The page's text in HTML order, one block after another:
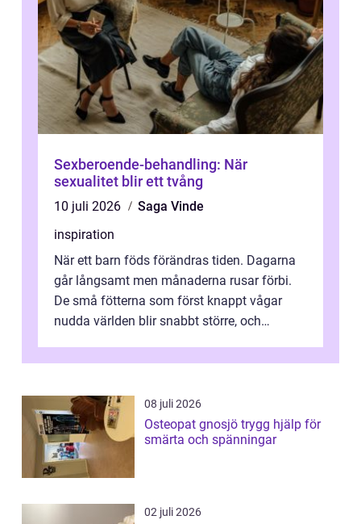
Sexberoende-behandling: När
sexualitet blir ett tvång
10 juli 2026
Saga Vinde
inspiration
När ett barn föds förändras tiden. Dagarna
går långsamt men månaderna rusar förbi.
De små fötterna som först knappt vågar
nudda världen blir snabbt större, och
08 juli 2026
Osteopat gnosjö trygg hjälp för
smärta och spänningar
02 juli 2026